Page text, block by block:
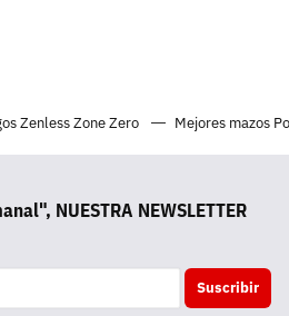
Zenless Zone Zero Mejores mazos
NUESTRA NEWSLETTER
Suscribir